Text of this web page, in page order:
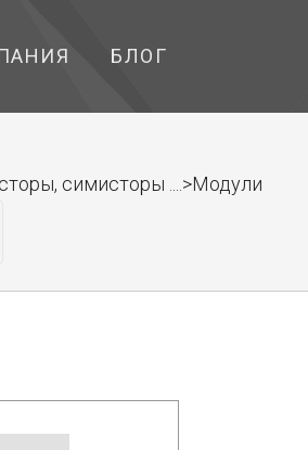
БЛОГ
симисторы ....>Модули